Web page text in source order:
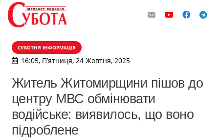
СУБОТНЯ ІНФОРМАЦІЯ
16:05, П’ятниця, 24 Жовтня, 2025
Житель Житомирщини пішов до
центру МВС обмінювати
водійське: виявилось, що воно
підроблене